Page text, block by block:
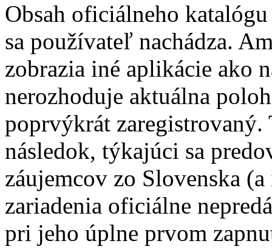
Obsah oficiálneho
sa používateľ nachádza.
zobrazia iné aplikácie ako
nerozhoduje aktuálna
poprvýkrát zaregistrovaný.
následok, týkajúci sa
záujemcov zo Slovenska
zariadenia oficiálne
pri jeho úplne prvom